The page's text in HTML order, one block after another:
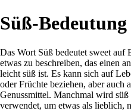
Süß-Bedeutung
Das Wort Süß bedeutet sweet
etwas zu beschreiben, das einen
leicht süß ist. Es kann sich auf
oder Früchte beziehen, aber auch
Genussmittel. Manchmal wird
verwendet, um etwas als lieblich,